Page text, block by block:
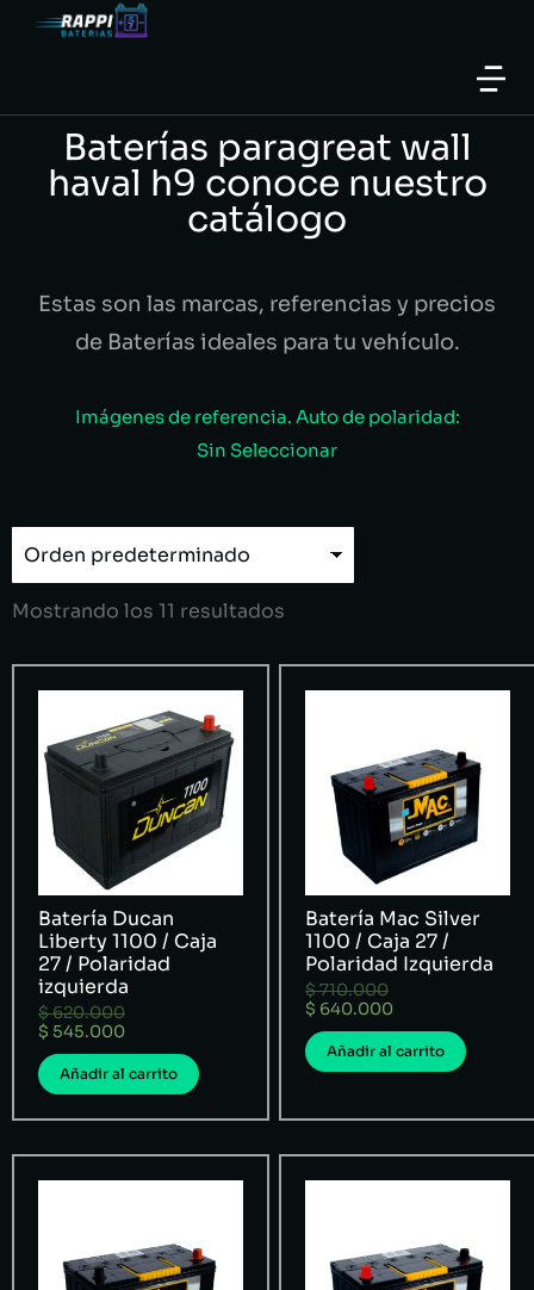
Baterías paragreat wall
haval h9 conoce nuestro
catálogo
Estas son las marcas, referencias y precios
de Baterías ideales para tu vehículo.
Imágenes de referencia. Auto de polaridad:
Sin Seleccionar
Mostrando los 11 resultados
Batería Ducan
Liberty 1100 / Caja
27 / Polaridad
izquierda
$620.000
$ 545.000
Añadir al carrito
Batería Mac Silver
1100 / Caja 27 /
Polaridad Izquierda
$710.000
$ 640.000
Añadir al carrito